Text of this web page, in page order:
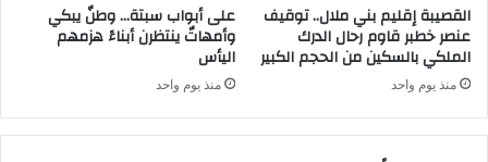
القصيبة إقليم بني ملال.. توقيف
عنصر خطبر قاوم رحال الدرك
الملكي بالسكين من الحجم الكبير
منذ يوم واحد
على أبواب سبتة… وطنٌ يبكي
وأمهاتٌ ينتظرن أبناءً هزمهم
اليأس
منذ يوم واحد